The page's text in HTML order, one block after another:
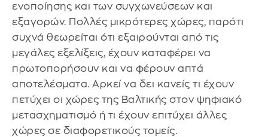
ενοποίησης και των συγχωνεύσεων και
εξαγορών. Πολλές μικρότερες χώρες, παρότι
συχνά θεωρείται ότι εξαιρούνται από τις
μεγάλες εξελίξεις, έχουν καταφέρει να
πρωτοπορήσουν και να φέρουν απτά
αποτελέσματα. Αρκεί να δει κανείς τι έχουν
πετύχει οι χώρες της Βαλτικής στον ψηφιακό
μετασχηματισμό ή τι έχουν επιτύχει άλλες
χώρες σε διαφορετικούς τομείς.